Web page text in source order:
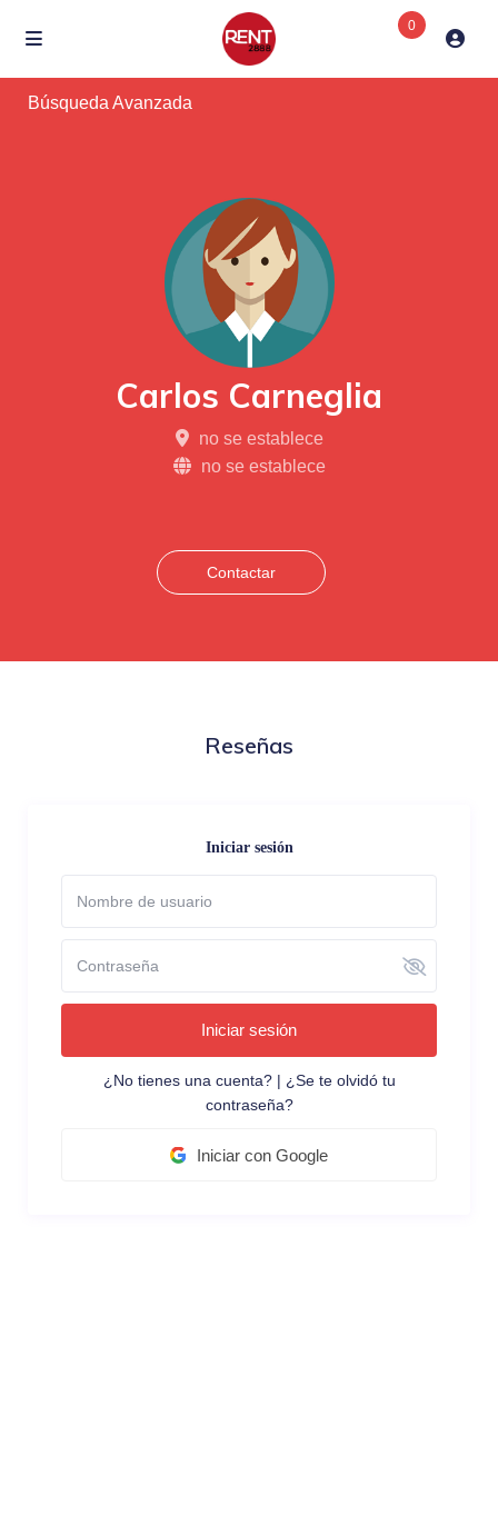
0
Búsqueda Avanzada
Carlos Carneglia
no se establece
no se establece
Contactar
Reseñas
Iniciar sesión
Iniciar sesión
¿No tienes una cuenta?| ¿Se te olvidó tu
contraseña?
Iniciar con Google